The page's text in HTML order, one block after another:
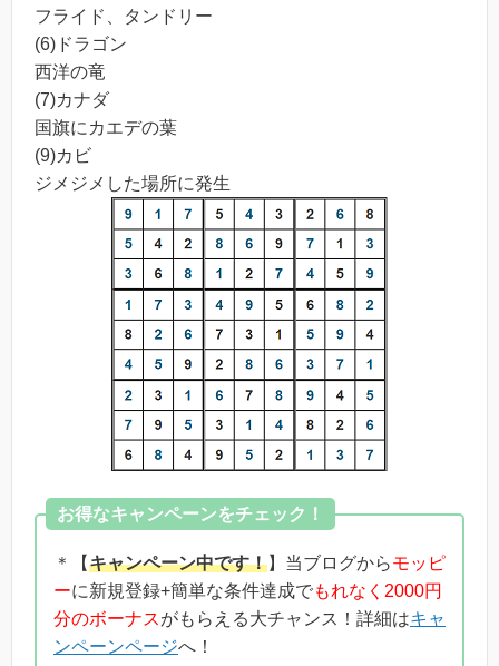
フライド、タンドリー
(6)ドラゴン
西洋の竜
(7)カナダ
国旗にカエデの葉
(9)カビ
ジメジメした場所に発生
お得なキャンペーンをチェック！
＊【キャンペーン中です！】当ブログからモッピ
ーに新規登録+簡単な条件達成でもれなく2000円
分のボーナスがもらえる大チャンス！詳細はキャ
ンペーンページへ！